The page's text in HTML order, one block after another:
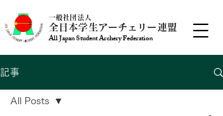
一般社団法人
全日本学生アーチェリー連盟
All Japan Student Archery Federation
記事
All Posts